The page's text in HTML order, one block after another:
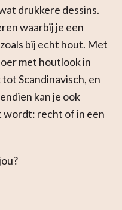
drukkere dessins.
waarbij je een
bij echt hout. Met
met houtlook in
Scandinavisch, en
kan je ook
wordt: recht of in een